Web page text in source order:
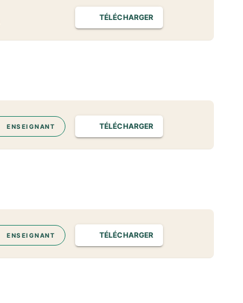
TÉLÉCHARGER
ENSEIGNANT TÉLÉCHARGER
ENSEIGNANT TÉLÉCHARGER